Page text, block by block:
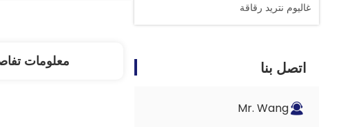
غاليوم نتريد رقاقة
اتصل بنا
Mr. Wang
معلومات